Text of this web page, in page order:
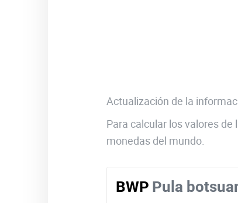
Actualización de la
Para calcular los valores
monedas del mundo.
BWP Pula